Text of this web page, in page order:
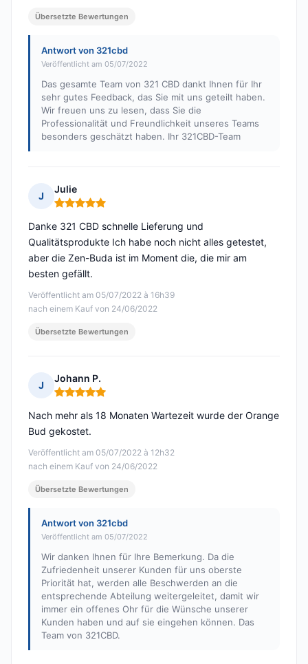
Übersetzte Bewertungen
Antwort von 321cbd
Veröffentlicht am 05/07/2022
Das gesamte Team von 321 CBD dankt Ihnen für Ihr
sehr gutes Feedback, das Sie mit uns geteilt haben.
Wir freuen uns zu lesen, dass Sie die
Professionalität und Freundlichkeit unseres Teams
besonders geschätzt haben. Ihr 321CBD-Team
J
Julie
Hinweis: 5 von 5
Veröffentlicht am 05/07/2022 à 16h39
nach einem Kauf von 24/06/2022
Danke 321 CBD schnelle Lieferung und
Qualitätsprodukte Ich habe noch nicht alles getestet,
aber die Zen-Buda ist im Moment die, die mir am
besten gefällt.
Übersetzte Bewertungen
J
Johann P.
Hinweis: 5 von 5
Veröffentlicht am 05/07/2022 à 12h32
nach einem Kauf von 24/06/2022
Nach mehr als 18 Monaten Wartezeit wurde der Orange
Bud gekostet.
Übersetzte Bewertungen
Antwort von 321cbd
Veröffentlicht am 05/07/2022
Wir danken Ihnen für Ihre Bemerkung. Da die
Zufriedenheit unserer Kunden für uns oberste
Priorität hat, werden alle Beschwerden an die
entsprechende Abteilung weitergeleitet, damit wir
immer ein offenes Ohr für die Wünsche unserer
Kunden haben und auf sie eingehen können. Das
Team von 321CBD.